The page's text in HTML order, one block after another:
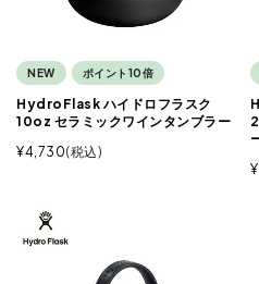
NEW ポイント10倍
HydroFlask ハイドロフラスク
10oz セラミックワインタンブラー
¥4,730 税込
¥